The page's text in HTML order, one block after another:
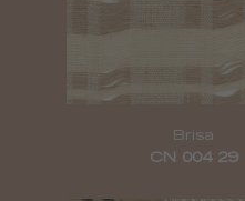
Brisa
CN 004 29